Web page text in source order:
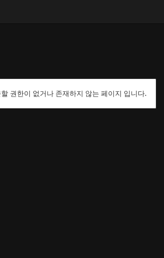
권한이 없거나 존재하지 않는 페이지 입니다.